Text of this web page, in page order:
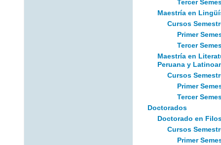
Tercer
Maestría en
Cursos
Primer
Tercer
Maestría en
Peruana y
Cursos
Primer
Tercer
Doctorados
Doctorado en
Cursos
Primer